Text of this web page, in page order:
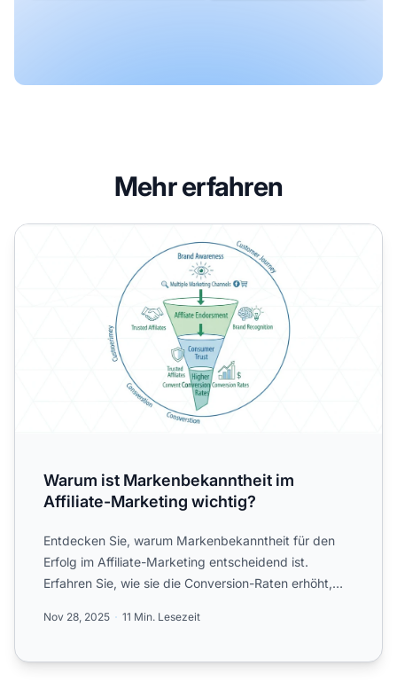
Mehr erfahren
Warum ist Markenbekanntheit im Affiliate-Marketing
Warum ist Markenbekanntheit im
Affiliate-Marketing wichtig?
Entdecken Sie, warum Markenbekanntheit für den
Erfolg im Affiliate-Marketing entscheidend ist.
Erfahren Sie, wie sie die Conversion-Raten erhöht,
Nov 28, 2025 11 Min. Lesezeit